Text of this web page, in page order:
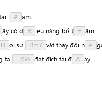
tái l A âm
ây có d B iệu năng bổ t E âm
D ọi sự Bm7 vật thay đổi n A g
ta E/G# đạt đích tại đ A ây